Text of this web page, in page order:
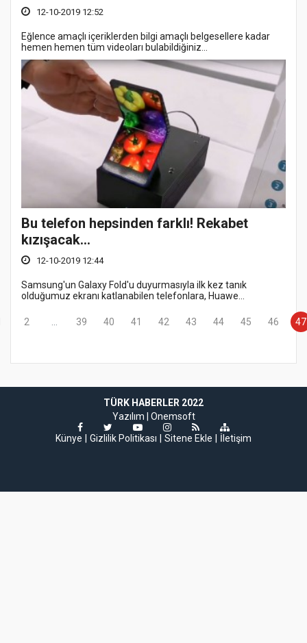
12-10-2019 12:52
Eğlence amaçlı içeriklerden bilgi amaçlı belgesellere kadar
hemen hemen tüm videoları bulabildiğiniz...
Bu telefon hepsinden farklı! Rekabet
kızışacak...
12-10-2019 12:44
Samsung'un Galaxy Fold'u duyurmasıyla ilk kez tanık
olduğumuz ekranı katlanabilen telefonlara, Huawe...
2 ... 39 40 41 42 43 44 45 46 47
TÜRK HABERLER 2022
Yazılım | Onemsoft
Künye
Gizlilik Politikası Sitene Ekle İletişim